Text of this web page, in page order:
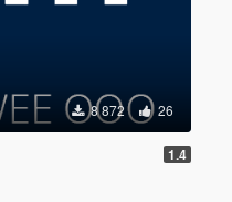
8 872 26
1.4